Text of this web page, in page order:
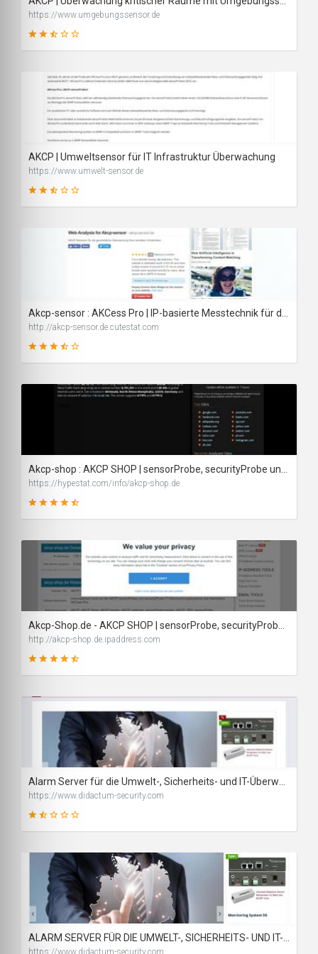
48
SCORE
https://www.umgebungssensor.de
48
SCORE
AKCP | Umweltsensor für IT Infrastruktur Überwachung
https://www.umwelt-sensor.de
http://akcp-sensor.de.cutestat.com
87
SCORE
https://hypestat.com/info/akcp-shop.de
89
SCORE
http://akcp-shop.de.ipaddress.com
27
SCORE
https://www.didactum-security.com
https://www.didactum-security.com